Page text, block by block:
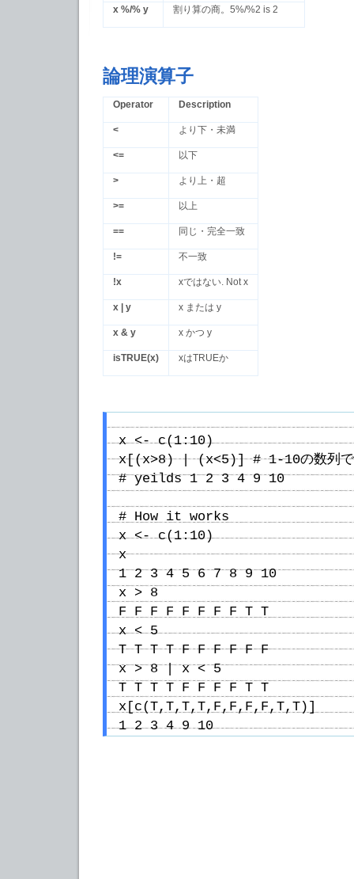
x %/% y 割り算の商。5%/%2 is 2
論理演算子
Operator Description
< より下・未満
<= 以下
> より上・超
>= 以上
== 同じ・完全一致
!= 不一致
!x xではない. Not x
x | y x または y
x & y x かつ y
isTRUE(x) xはTRUEか
x <- c(1:10)
x[(x>8) | (x<5)] # 1-10の数列で8
# yeilds 1 2 3 4 9 10
# How it works
x <- c(1:10)
x
1 2 3 4 5 6 7 8 9 10
x > 8
F F F F F F F F T T
x < 5
T T T T F F F F F F
x > 8 | x < 5
T T T T F F F F T T
x[c(T,T,T,T,F,F,F,F,T,T)]
1 2 3 4 9 10